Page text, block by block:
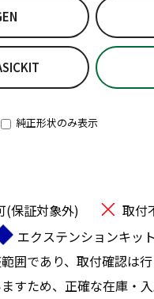
純正形状のみ表示
(保証対象外) 取付
エクステンションキッ
囲であり、取付確認は行
すため、正確な在庫・